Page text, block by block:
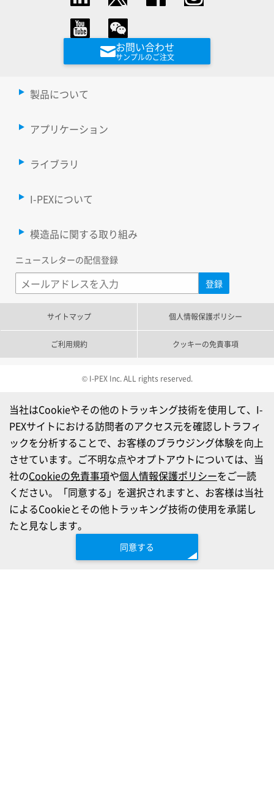
お問い合わせ
サンプルのご注文
製品について
アプリケーション
ライブラリ
I-PEXについて
模造品に関する取り組み
ニュースレターの配信登録
サイトマップ 個人情報保護ポリシー
ご利用規約 クッキーの免責事項
© I-PEX Inc. ALL rights reserved.
当社はCookieやその他のトラッキング技術を使用して、I-
PEXサイトにおける訪問者のアクセス元を確認しトラフィ
ックを分析することで、お客様のブラウジング体験を向上
させています。ご不明な点やオプトアウトについては、当
社のCookieの免責事項や個人情報保護ポリシーをご一読
ください。「同意する」を選択されますと、お客様は当社
によるCookieとその他トラッキング技術の使用を承諾し
たと見なします。
同意する